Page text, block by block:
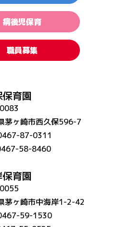
病後児保育
職員募集
育園
茅ヶ崎市西久保596-7
87-0311
58-8460
保育園
茅ヶ崎市中海岸1-2-42
59-1530